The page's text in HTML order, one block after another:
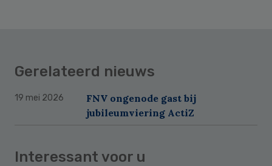
Gerelateerd nieuws
19 mei 2026
FNV ongenode gast bij
jubileumviering ActiZ
Interessant voor u